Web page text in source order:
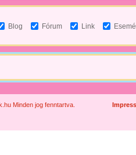
Blog Fórum Link
Minden jog fenntartva.